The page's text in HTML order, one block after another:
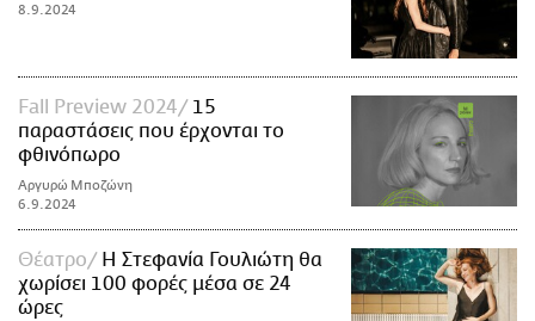
8.9.2024
Fall Preview 2024
15
παραστάσεις που έρχονται το
φθινόπωρο
Αργυρώ Μποζώνη
6.9.2024
Θέατρο
Η Στεφανία Γουλιώτη θα
χωρίσει 100 φορές μέσα σε 24
ώρες